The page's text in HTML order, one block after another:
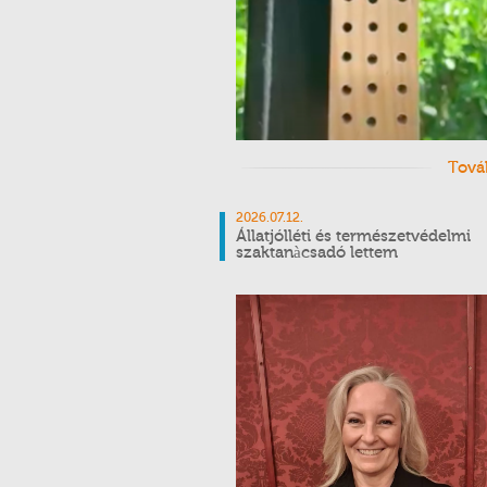
2026.07.12.
Állatjólléti és természetvédelmi
szaktanàcsadó lettem